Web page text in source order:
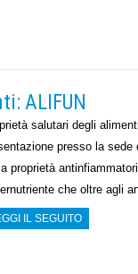
ALIFUN
salutari degli
presso la
proprietà
che oltre agli
IL SEGUITO